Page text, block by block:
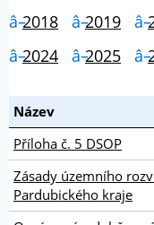
2018
2019
2024
2025
Název
Příloha č. 5 DSOP
Zásady územního
Pardubického kraje